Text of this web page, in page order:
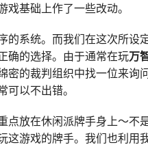
基础上作了一些改动。
的系统。而我们在这次所
确的选择。由于通常在玩万
密的裁判组织中找一位来询
以不出错。
点放在休闲派牌手身上～不
这游戏的牌手。我们也利